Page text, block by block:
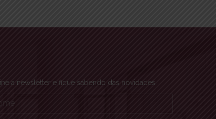
a newsletter e fique sabendo das novidades.